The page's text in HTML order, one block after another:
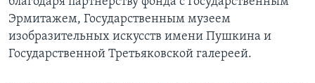
Эрмитажем, Государственным музеем
изобразительных искусств имени Пушкина и
Государственной Третьяковской галереей.